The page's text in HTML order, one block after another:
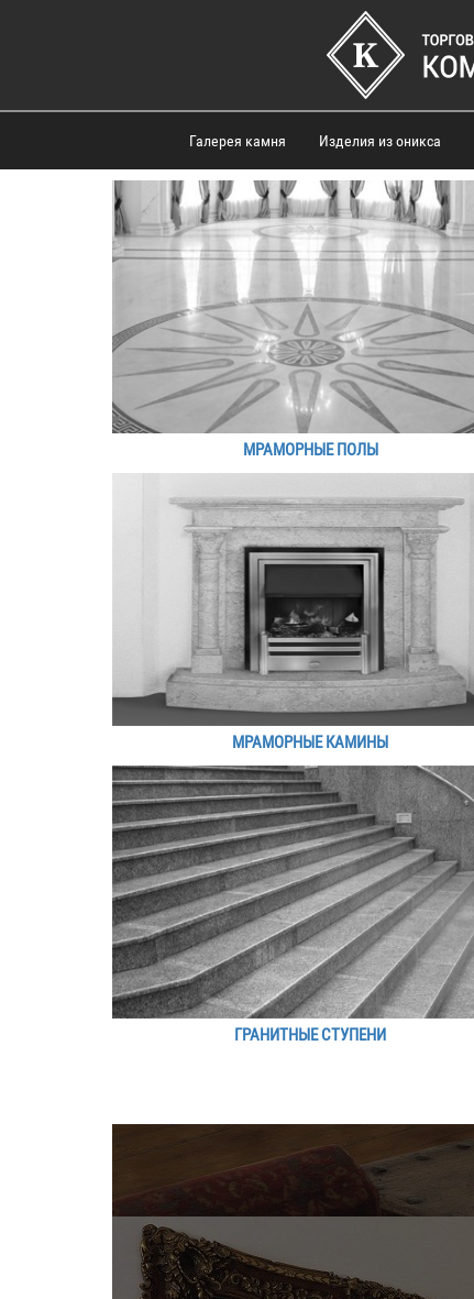
Галерея камня Изделия из оникса
МРАМОРНЫЕ ПОЛЫ
МРАМОРНЫЕ КАМИНЫ
ГРАНИТНЫЕ СТУПЕНИ